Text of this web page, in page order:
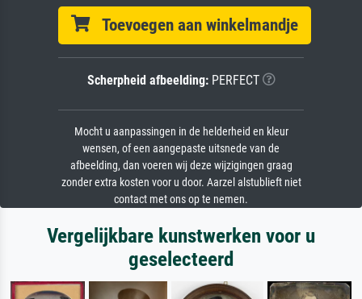
Toevoegen aan winkelmandje
Scherpheid afbeelding:PERFECT
Mocht u aanpassingen in de helderheid en kleur
wensen, of een aangepaste uitsnede van de
afbeelding, dan voeren wij deze wijzigingen graag
zonder extra kosten voor u door. Aarzel alstublieft niet
contact met ons op te nemen.
Vergelijkbare kunstwerken voor u
geselecteerd